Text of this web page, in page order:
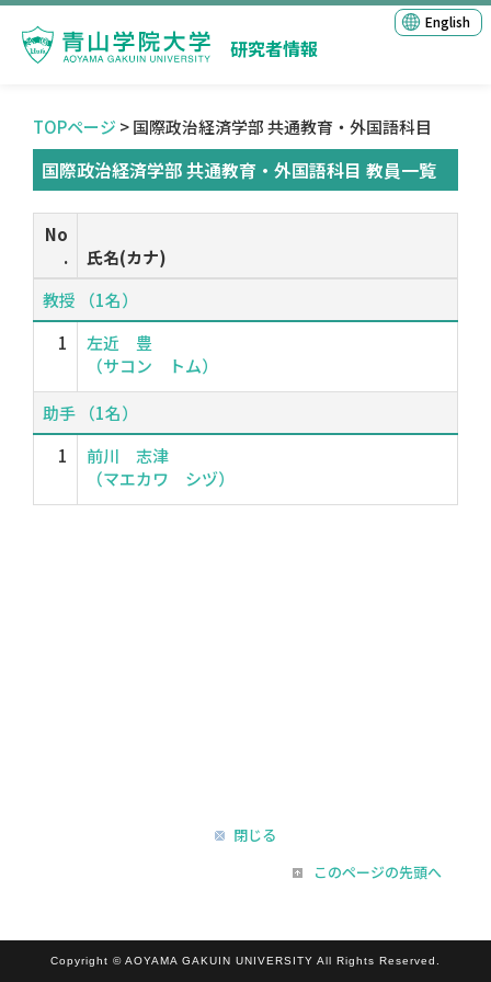
研究者情報
English
TOPページ > 国際政治経済学部 共通教育・外国語科目
国際政治経済学部 共通教育・外国語科目 教員一覧
No
.
氏名(カナ)
教授 （1名）
1
左近 豊
（サコン トム）
助手 （1名）
1
前川 志津
（マエカワ シヅ）
閉じる
このページの先頭へ
Copyright © AOYAMA GAKUIN UNIVERSITY All Rights Reserved.